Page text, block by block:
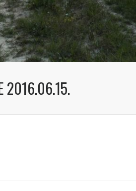
2016.06.15.